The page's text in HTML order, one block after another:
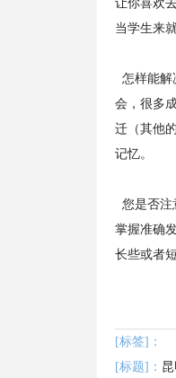
让你喜欢
当学生来
怎样能解
会，很多
迁（其他
记忆。
您是否注
掌握准确
长些或者
[标签]：
[标题]：